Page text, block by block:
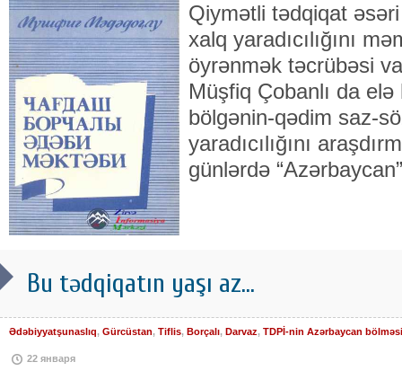
Qiymətli tədqiqat
xalq yaradıcılığını
öyrənmək təcrübəsi
Müşfiq Çobanlı da
bölgənin-qədim saz-
yaradıcılığını
günlərdə “Azərbaycan”
Bu tədqiqatın yaşı az...
Ədəbiyyatşunaslıq, Gürcüstan, Tiflis, Borçalı, Darvaz, TDPİ-nin Azərbaycan bölməsi
22 января